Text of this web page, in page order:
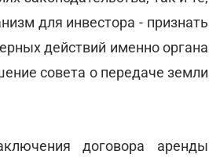
для инвестора - признать
действий именно органа
совета о передаче земли
договора аренды